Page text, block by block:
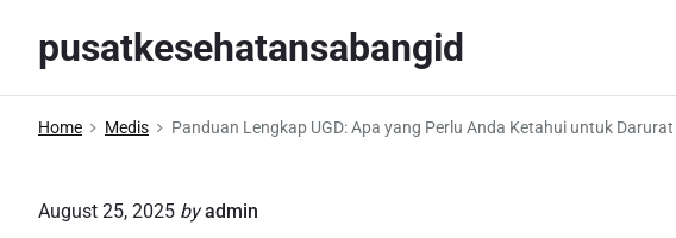
pusatkesehatansabangid
Home Medis Panduan Lengkap UGD: Apa yang Perlu Anda Ketahui untuk Darurat
August 25, 2025 by admin